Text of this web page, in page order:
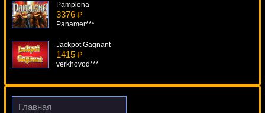
Pamplona
3376 ₽
Panamer***
Jackpot Gagnant
1415 ₽
verkhovod***
Fantastic Four
4354 ₽
Главная